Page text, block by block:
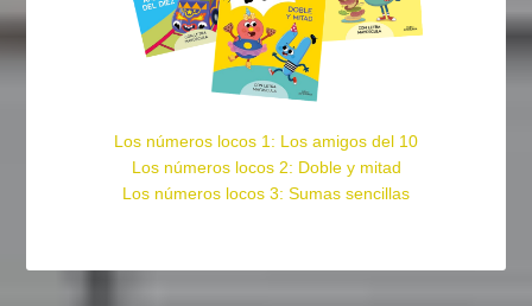
Los números locos 1: Los amigos del 10
Los números locos 2: Doble y mitad
Los números locos 3: Sumas sencillas